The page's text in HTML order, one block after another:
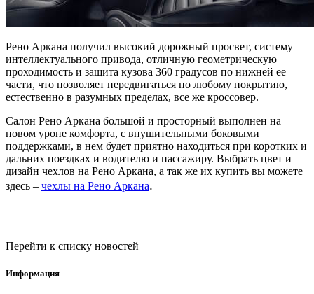
Рено Аркана получил высокий дорожный просвет, систему
интеллектуального привода, отличную геометрическую
проходимость и защита кузова 360 градусов по нижней ее
части, что позволяет передвигаться по любому покрытию,
естественно в разумных пределах, все же кроссовер.
Салон Рено Аркана большой и просторный выполнен на
новом уроне комфорта, с внушительными боковыми
поддержками, в нем будет приятно находиться при коротких и
дальних поездках и водителю и пассажиру. Выбрать цвет и
дизайн чехлов на Рено Аркана, а так же их купить вы можете
здесь – чехлы на Рено Аркана.
Перейти к списку новостей
Информация